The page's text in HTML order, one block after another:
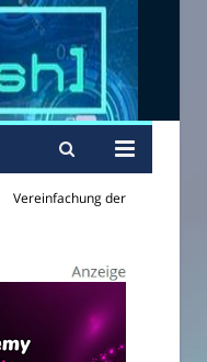
Vereinfachung der